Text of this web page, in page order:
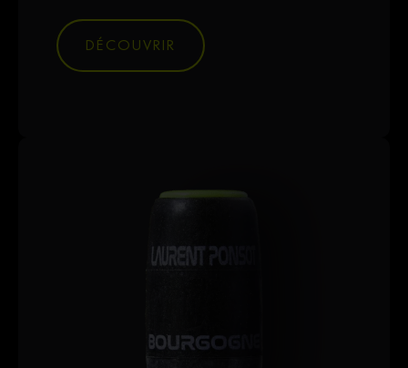
DÉCOUVRIR